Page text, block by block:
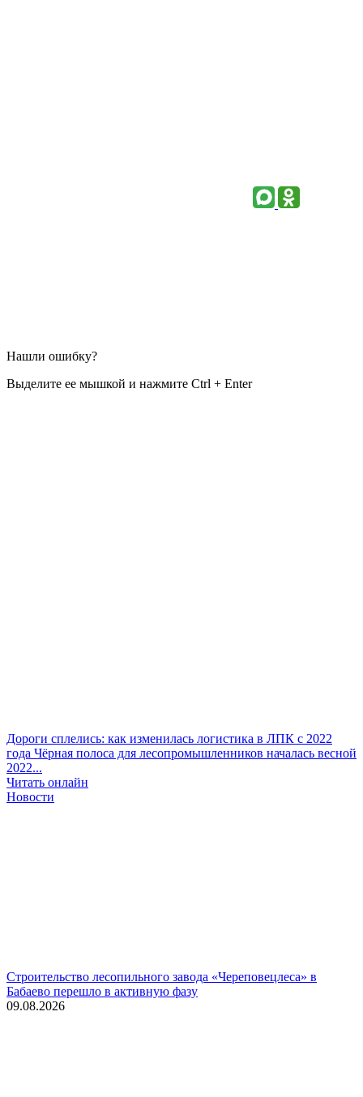
Нашли ошибку?
Выделите ее мышкой и нажмите Ctrl + Enter
Дороги сплелись: как изменилась логистика в ЛПК с 2022
года Чёрная полоса для лесопромышленников началась весной
2022...
Читать онлайн
Новости
Строительство лесопильного завода «Череповецлеса» в
Бабаево перешло в активную фазу
09.08.2026